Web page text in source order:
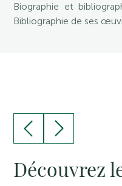
Biographie et
Bibliographie de ses
Découvrez